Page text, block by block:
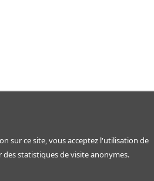
sur ce site, vous acceptez l'utilisation de
statistiques de visite anonymes.